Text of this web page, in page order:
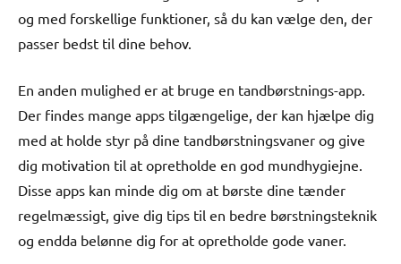
og med forskellige funktioner, så du kan vælge den, der
passer bedst til dine behov.
En anden mulighed er at bruge en tandbørstnings-app.
Der findes mange apps tilgængelige, der kan hjælpe dig
med at holde styr på dine tandbørstningsvaner og give
dig motivation til at opretholde en god mundhygiejne.
Disse apps kan minde dig om at børste dine tænder
regelmæssigt, give dig tips til en bedre børstningsteknik
og endda belønne dig for at opretholde gode vaner.